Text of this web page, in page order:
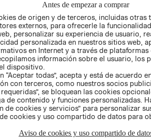
GIFT CARD
AVISO DE
Antes de empezar a comprar
de origen y de terceros, incluidas otras
externos, para ofrecerle la
personalizar su experiencia de usuario,
personalizada en nuestros sitios web,
en Internet y a través de plataformas
información sobre el usuario, los
dispositivo.
“Aceptar todas”, acepta y está de acuerdo
con terceros, como nuestros socios
se bloquean las cookies
de contenido y funciones personalizadas.
de cookies y servicios” para personalizar
cookies y uso compartido de datos para
Aviso de cookies y uso compartido de